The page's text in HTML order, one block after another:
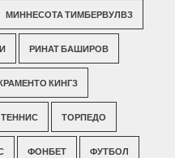
МИННЕСОТА ТИМБЕРВУЛВЗ
РИНАТ БАШИРОВ
КИНГЗ
ТЕННИС ТОРПЕДО
ФОНБЕТ ФУТБОЛ